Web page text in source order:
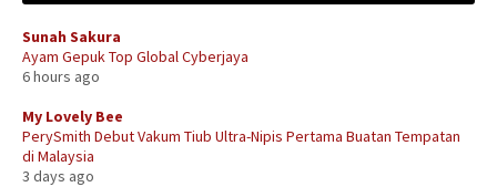
Sunah Sakura
Ayam Gepuk Top Global Cyberjaya
6 hours ago
My Lovely Bee
PerySmith Debut Vakum Tiub Ultra-Nipis Pertama Buatan Tempatan
di Malaysia
3 days ago